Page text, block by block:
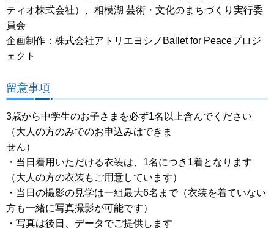
ティオ株式会社）、相模湖 芸術・文化のまちづくり実行委
員会
企画制作：株式会社アトリエヨシノBallet for Peaceプロジ
ェクト
留意事項
3歳から中学生のお子さまを必ず1名以上含んでください
（大人の方のみでのお申込みはできま
せん）
・当日着用いただける衣装は、1名につき1着となります
（大人の方の衣装もご用意しています）
・当日の撮影の見学は一組最大6名まで（衣装を着ていない
方も一緒に写真撮影が可能です）
・写真は後日、データでご提供します